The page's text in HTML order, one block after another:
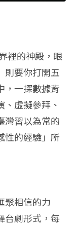
裡的神殿，眼
則要你打開五
，一探數據背
虛擬參拜、
灣習以為常的
性的經驗」所
聚相信的力
台劇形式，每